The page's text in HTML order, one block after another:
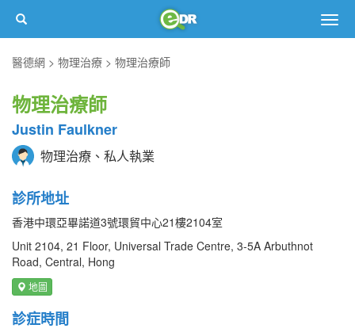
醫德網
物理治療 物理治療師
物理治療師
Justin Faulkner
物理治療、私人執業
診所地址
香港中環亞畢諾道3號環貿中心21樓2104室
Unit 2104, 21 Floor, Universal Trade Centre, 3-5A Arbuthnot
Road, Central, Hong
地圖
診症時間